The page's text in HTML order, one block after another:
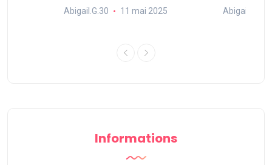
Abigail.G.30 11 mai 2025 Abigail.G.30
Informations